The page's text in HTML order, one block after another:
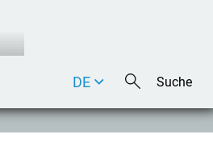
DE
EN